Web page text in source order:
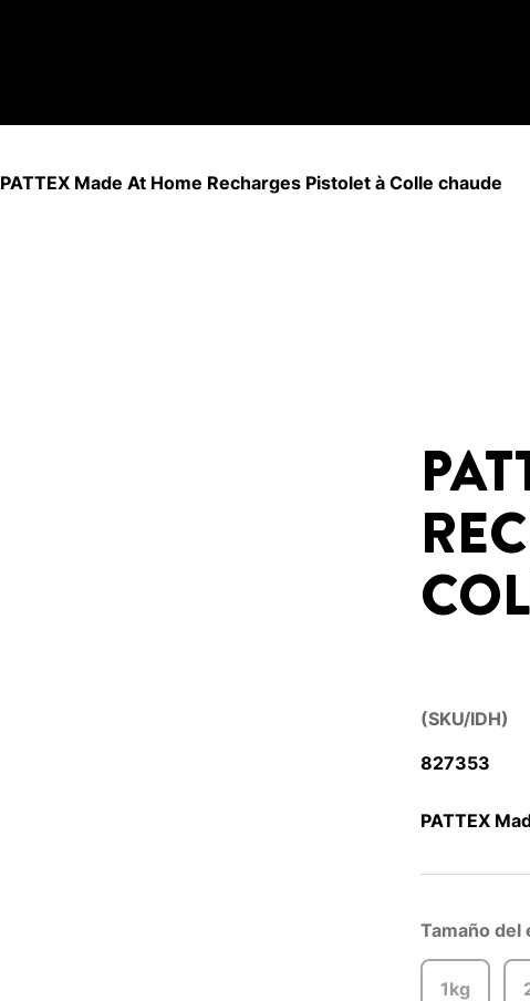
PATTEX Made At Home Recharges Pistolet à Colle chaude
(SKU/IDH)
827353
PATTEX
Tamaño del
1kg